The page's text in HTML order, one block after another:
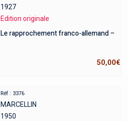
1927
Edition originale
Le rapprochement franco-allemand –
50,00€
Réf : 3376
MARCELLIN
1950